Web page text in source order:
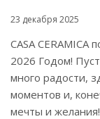
23 декабря 2025
CASA
2026 Годом!
много радости,
моментов и,
мечты и желания!